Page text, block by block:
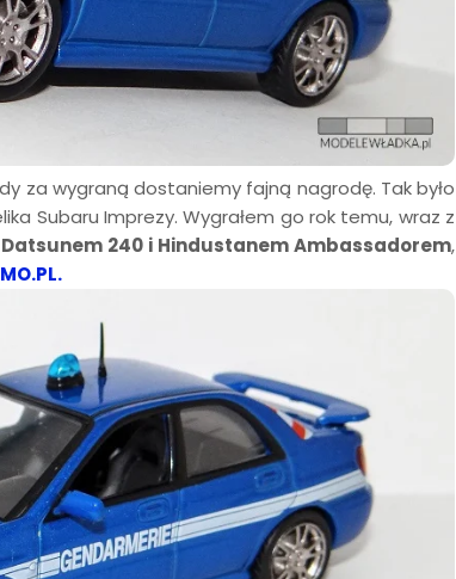
za wygraną dostaniemy fajną nagrodę. Tak było
Subaru Imprezy. Wygrałem go rok temu, wraz z
240 i Hindustanem Ambassadorem,